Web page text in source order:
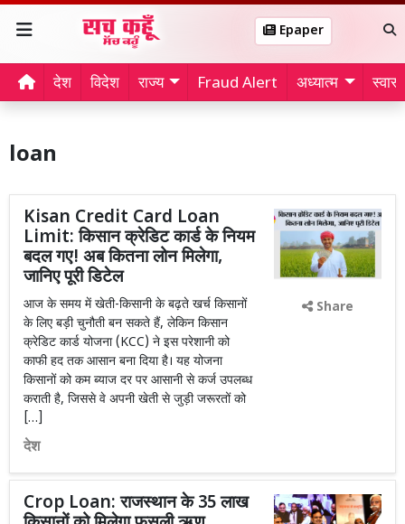
Epaper
देश विदेश राज्य Fraud Alert अध्यात्म
loan
Kisan Credit Card Loan
Limit: किसान क्रेडिट कार्ड के नियम
बदल गए! अब कितना लोन मिलेगा,
जानिए पूरी डिटेल
आज के समय में खेती-किसानी के बढ़ते खर्च किसानों
के लिए बड़ी चुनौती बन सकते हैं, लेकिन किसान
क्रेडिट कार्ड योजना (KCC) ने इस परेशानी को
काफी हद तक आसान बना दिया है। यह योजना
किसानों को कम ब्याज दर पर आसानी से कर्ज उपलब्ध
कराती है, जिससे वे अपनी खेती से जुड़ी जरूरतों को
[…]
देश
Share
Crop Loan: राजस्थान के 35 लाख